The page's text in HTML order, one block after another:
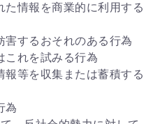
情報を商業的に利用する
するおそれのある行為
これを試みる行為
等を収集または蓄積する
為